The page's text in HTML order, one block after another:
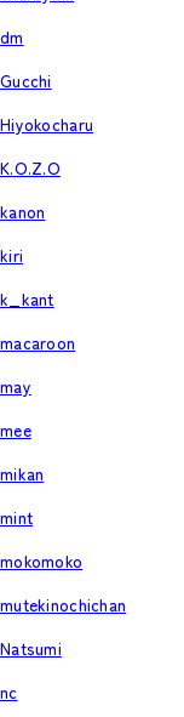
dm
Gucchi
Hiyokocharu
K.O.Z.O
kanon
kiri
k_kant
macaroon
may
mee
mikan
mint
mokomoko
mutekinochichan
Natsumi
nc